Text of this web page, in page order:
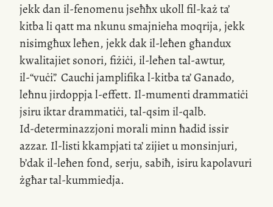
jekk dan il-fenomenujseħħx ukollfil-każta’
kitba li qatt ma nkunu smajnieha moqrija, jekk
nisimgħux leħen, jekk dakil-leħen għandux
kwalitajiet sonori, fiżiċi, il-leħental-awtur,
il-“vuċi”
. Cauchi jamplifikal-kitbata’ Ganado,
leħnu jirdoppjal-effett. Il-mumentidrammatiċi
jsiru iktar drammatiċi,tal-qsimil-qalb.
Id-determinazzjonimorali minn ħadid issir
azzar. Il-listikkampjati ta’ zijiet u monsinjuri,
b’dakil-leħen fond, serju, sabiħ, isiru kapolavuri
żgħartal-kummiedja.